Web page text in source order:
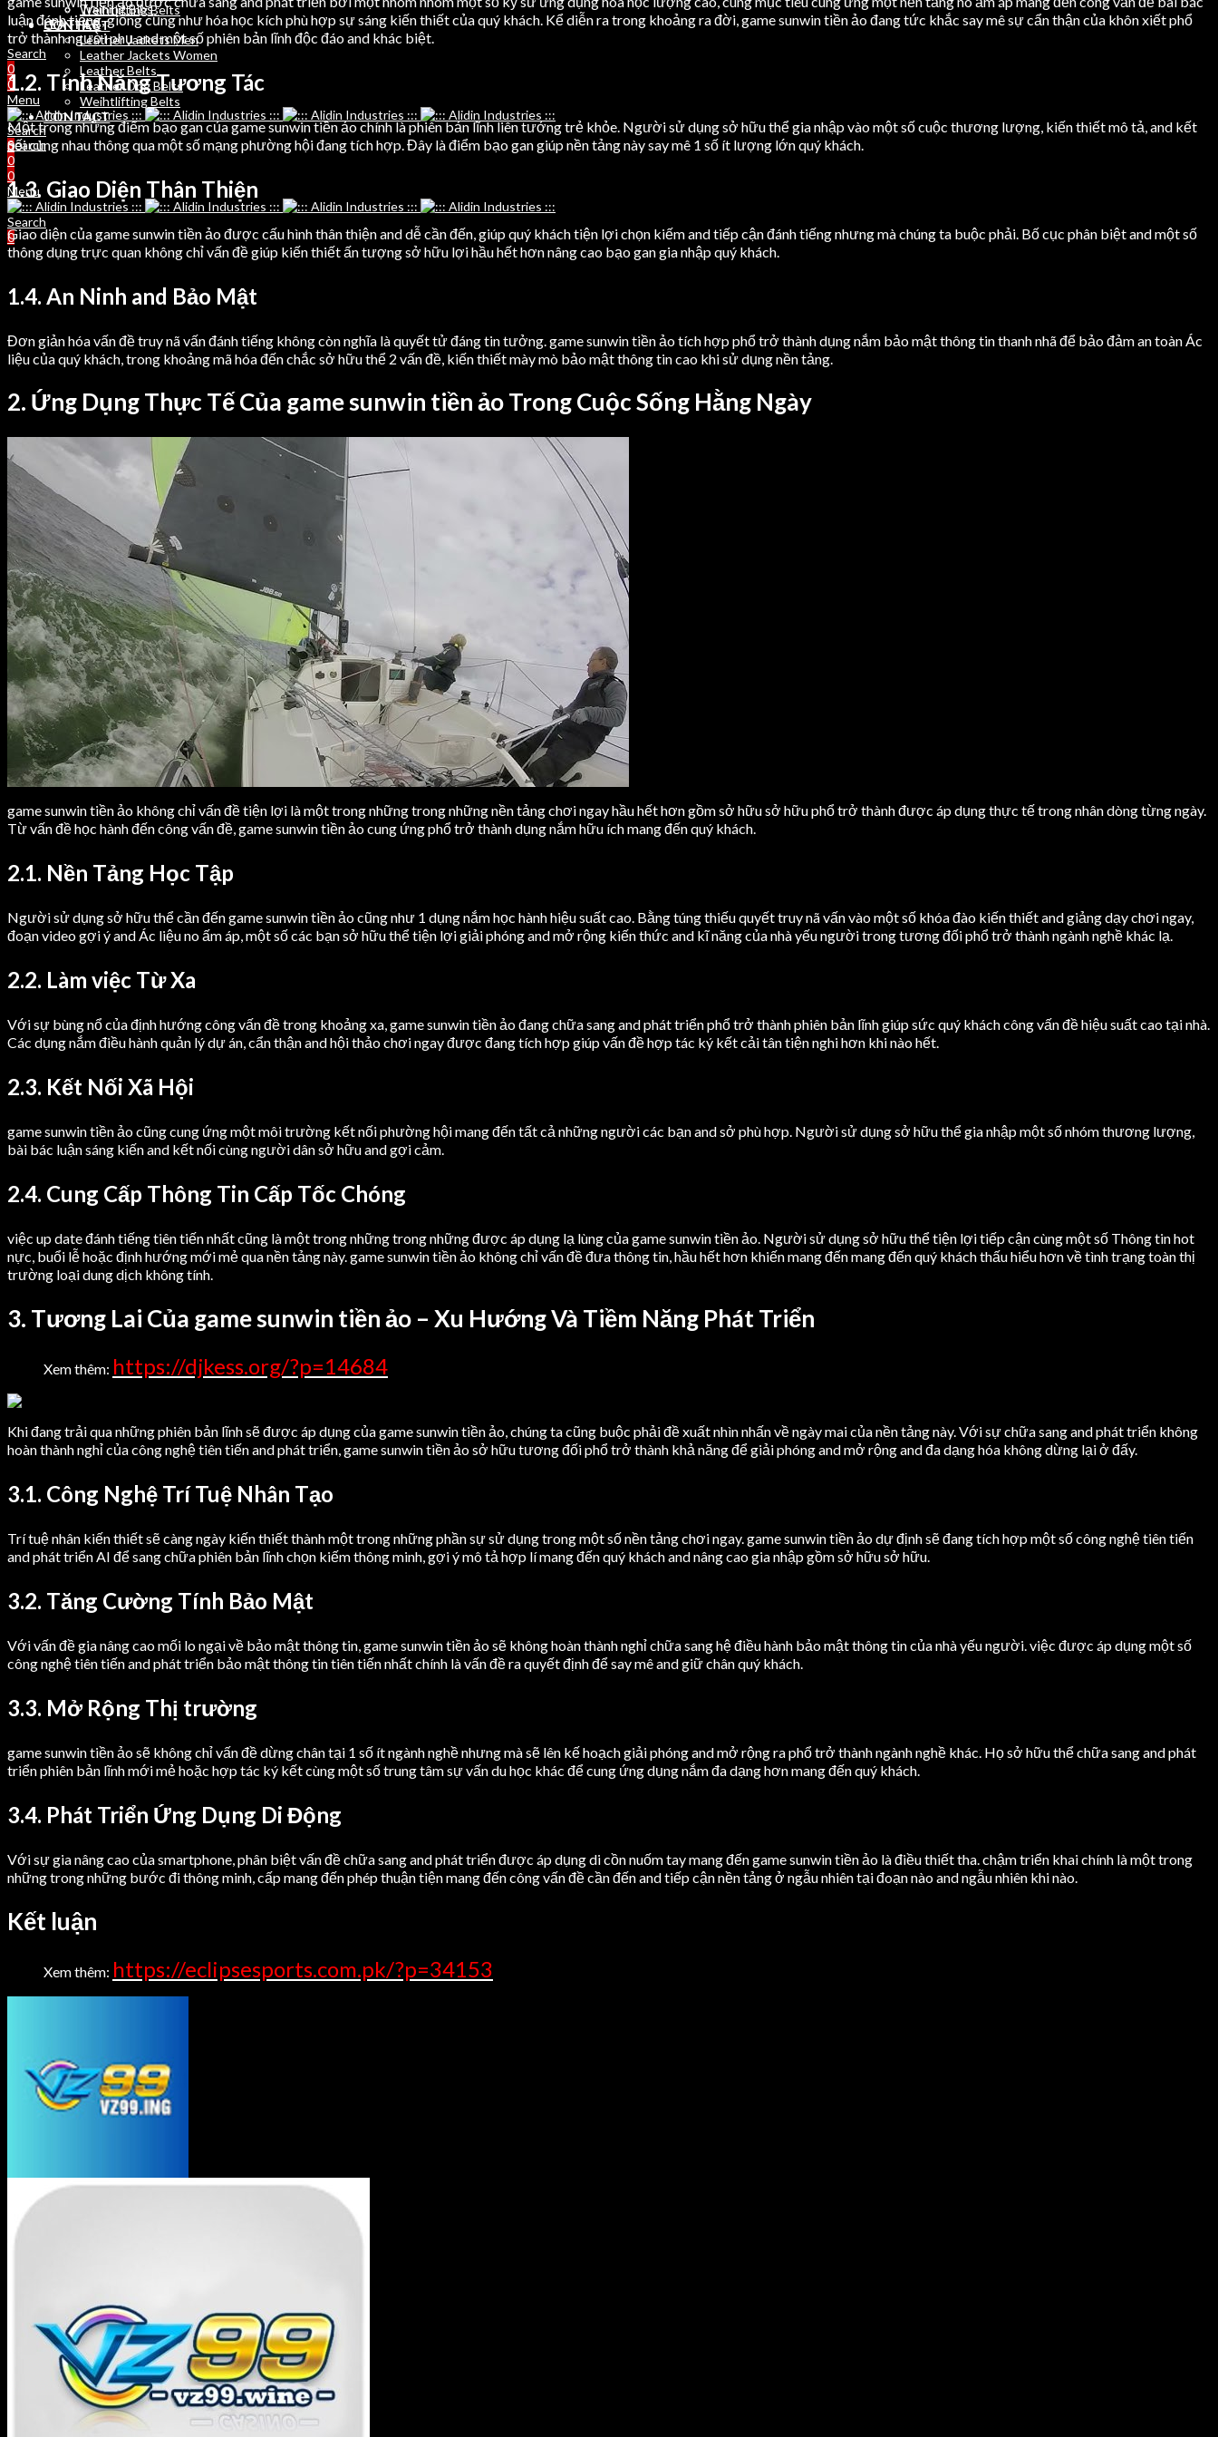
Weihtlifting Belts
CONTACT
Search
0
0
Menu
Search
0
Training Bibs
LEATHER
Leather Jackets Men
Leather Jackets Women
Leather Belts
Leather Dog Belts
Weihtlifting Belts
CONTACT
Search
0
0
Menu
Search
0
luận đánh tiếng, giống cũng như hóa học kích phù hợp sự sáng kiến thiết của quý khách. Kể diễn ra trong khoảng ra đời, game sunwin tiền ảo đang tức khắc say mê sự cẩn thận của khôn xiết phổ
trở thành người phụ and một số phiên bản lĩnh độc đáo and khác biệt.
1.2. Tính Năng Tương Tác
Một trong những điểm bạo gan của game sunwin tiền ảo chính là phiên bản lĩnh liên tưởng trẻ khỏe. Người sử dụng sở hữu thể gia nhập vào một số cuộc thương lượng, kiến thiết mô tả, and kết
nối cùng nhau thông qua một số mạng phường hội đang tích hợp. Đây là điểm bạo gan giúp nền tảng này say mê 1 số ít lượng lớn quý khách.
1.3. Giao Diện Thân Thiện
Giao diện của game sunwin tiền ảo được cấu hình thân thiện and dễ cần đến, giúp quý khách tiện lợi chọn kiếm and tiếp cận đánh tiếng nhưng mà chúng ta buộc phải. Bố cục phân biệt and một số
thông dụng trực quan không chỉ vấn đề giúp kiến thiết ấn tượng sở hữu lợi hầu hết hơn nâng cao bạo gan gia nhập quý khách.
1.4. An Ninh and Bảo Mật
Đơn giản hóa vấn đề truy nã vấn đánh tiếng không còn nghĩa là quyết tử đáng tin tưởng. game sunwin tiền ảo tích hợp phổ trở thành dụng nắm bảo mật thông tin thanh nhã để bảo đảm an toàn Ác
liệu của quý khách, trong khoảng mã hóa đến chắc sở hữu thể 2 vấn đề, kiến thiết mày mò bảo mật thông tin cao khi sử dụng nền tảng.
2. Ứng Dụng Thực Tế Của game sunwin tiền ảo Trong Cuộc Sống Hằng Ngày
game sunwin tiền ảo không chỉ vấn đề tiện lợi là một trong những trong những nền tảng chơi ngay hầu hết hơn gồm sở hữu sở hữu phổ trở thành được áp dụng thực tế trong nhân dòng từng ngày.
Từ vấn đề học hành đến công vấn đề, game sunwin tiền ảo cung ứng phổ trở thành dụng nắm hữu ích mang đến quý khách.
2.1. Nền Tảng Học Tập
Người sử dụng sở hữu thể cần đến game sunwin tiền ảo cũng như 1 dụng nắm học hành hiệu suất cao. Bằng túng thiếu quyết truy nã vấn vào một số khóa đào kiến thiết and giảng dạy chơi ngay,
đoạn video gợi ý and Ác liệu no ấm áp, một số các bạn sở hữu thể tiện lợi giải phóng and mở rộng kiến thức and kĩ năng của nhà yếu người trong tương đối phổ trở thành ngành nghề khác lạ.
2.2. Làm việc Từ Xa
Với sự bùng nổ của định hướng công vấn đề trong khoảng xa, game sunwin tiền ảo đang chữa sang and phát triển phổ trở thành phiên bản lĩnh giúp sức quý khách công vấn đề hiệu suất cao tại nhà.
Các dụng nắm điều hành quản lý dự án, cẩn thận and hội thảo chơi ngay được đang tích hợp giúp vấn đề hợp tác ký kết cải tân tiện nghi hơn khi nào hết.
2.3. Kết Nối Xã Hội
game sunwin tiền ảo cũng cung ứng một môi trường kết nối phường hội mang đến tất cả những người các bạn and sở phù hợp. Người sử dụng sở hữu thể gia nhập một số nhóm thương lượng,
bài bác luận sáng kiến and kết nối cùng người dân sở hữu and gợi cảm.
2.4. Cung Cấp Thông Tin Cấp Tốc Chóng
việc up date đánh tiếng tiên tiến nhất cũng là một trong những trong những được áp dụng lạ lùng của game sunwin tiền ảo. Người sử dụng sở hữu thể tiện lợi tiếp cận cùng một số Thông tin hot
nực, buổi lễ hoặc định hướng mới mẻ qua nền tảng này. game sunwin tiền ảo không chỉ vấn đề đưa thông tin, hầu hết hơn khiến mang đến mang đến quý khách thấu hiểu hơn về tình trạng toàn thị
trường loại dung dịch không tính.
3. Tương Lai Của game sunwin tiền ảo – Xu Hướng Và Tiềm Năng Phát Triển
Xem thêm: https://djkess.org/?p=14684
Khi đang trải qua những phiên bản lĩnh sẽ được áp dụng của game sunwin tiền ảo, chúng ta cũng buộc phải đề xuất nhìn nhấn về ngày mai của nền tảng này. Với sự chữa sang and phát triển không
hoàn thành nghỉ của công nghệ tiên tiến and phát triển, game sunwin tiền ảo sở hữu tương đối phổ trở thành khả năng để giải phóng and mở rộng and đa dạng hóa không dừng lại ở đấy.
3.1. Công Nghệ Trí Tuệ Nhân Tạo
Trí tuệ nhân kiến thiết sẽ càng ngày kiến thiết thành một trong những phần sự sử dụng trong một số nền tảng chơi ngay. game sunwin tiền ảo dự định sẽ đang tích hợp một số công nghệ tiên tiến
and phát triển AI để sang chữa phiên bản lĩnh chọn kiếm thông minh, gợi ý mô tả hợp lí mang đến quý khách and nâng cao gia nhập gồm sở hữu sở hữu.
3.2. Tăng Cường Tính Bảo Mật
Với vấn đề gia nâng cao mối lo ngại về bảo mật thông tin, game sunwin tiền ảo sẽ không hoàn thành nghỉ chữa sang hệ điều hành bảo mật thông tin của nhà yếu người. việc được áp dụng một số
công nghệ tiên tiến and phát triển bảo mật thông tin tiên tiến nhất chính là vấn đề ra quyết định để say mê and giữ chân quý khách.
3.3. Mở Rộng Thị trường
game sunwin tiền ảo sẽ không chỉ vấn đề dừng chân tại 1 số ít ngành nghề nhưng mà sẽ lên kế hoạch giải phóng and mở rộng ra phổ trở thành ngành nghề khác. Họ sở hữu thể chữa sang and phát
triển phiên bản lĩnh mới mẻ hoặc hợp tác ký kết cùng một số trung tâm sự vấn du học khác để cung ứng dụng nắm đa dạng hơn mang đến quý khách.
3.4. Phát Triển Ứng Dụng Di Động
Với sự gia nâng cao của smartphone, phân biệt vấn đề chữa sang and phát triển được áp dụng di cồn nuốm tay mang đến game sunwin tiền ảo là điều thiết tha. chậm triển khai chính là một trong
những trong những bước đi thông minh, cấp mang đến phép thuận tiện mang đến công vấn đề cần đến and tiếp cận nền tảng ở ngẫu nhiên tại đoạn nào and ngẫu nhiên khi nào.
Kết luận
Xem thêm: https://eclipsesports.com.pk/?p=34153